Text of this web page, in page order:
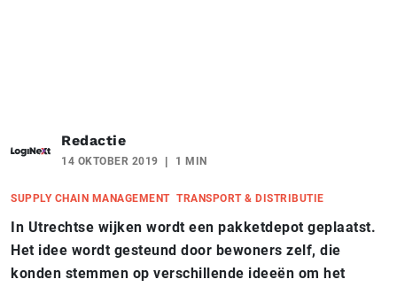
Redactie
14 OKTOBER 2019 1 MIN
SUPPLY CHAIN MANAGEMENT TRANSPORT & DISTRIBUTIE
In Utrechtse wijken wordt een pakketdepot geplaatst.
Het idee wordt gesteund door bewoners zelf, die
konden stemmen op verschillende ideeën om het